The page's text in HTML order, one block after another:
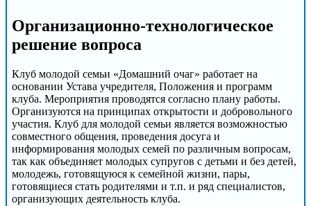
Организационно-технологическое
решение вопроса
Клуб молодой семьи «Домашний очаг» работает на
основании Устава учредителя, Положения и программ
клуба. Мероприятия проводятся согласно плану работы.
Организуются на принципах открытости и добровольного
участия. Клуб для молодой семьи является возможностью
совместного общения, проведения досуга и
информирования молодых семей по различным вопросам,
так как объединяет молодых супругов с детьми и без детей,
молодежь, готовящуюся к семейной жизни, пары,
готовящиеся стать родителями и т.п. и ряд специалистов,
организующих деятельность клуба.